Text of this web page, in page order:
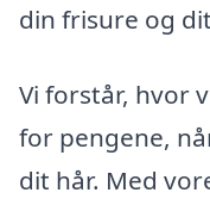
din frisure og
Vi forstår, hvor
for pengene,
dit hår. Med